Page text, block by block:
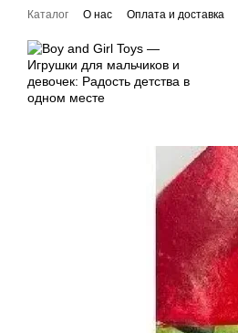
Перейти к основному контенту
Каталог О нас Оплата и доставка